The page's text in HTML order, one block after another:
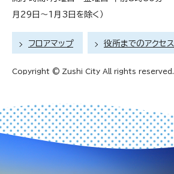
月29日～1月3日を除く）
フロアマップ 役所までのアクセス
Copyright © Zushi City All rights reserved.